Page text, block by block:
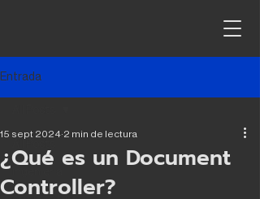
Entrada
¿Qué es un Document
Controller?
15 sept 2024 2 min de lectura